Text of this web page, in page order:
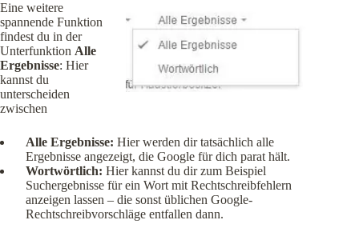
Eine weitere
spannende Funktion
findest du in der
Unterfunktion Alle
Ergebnisse: Hier
kannst du
unterscheiden
zwischen
Alle Ergebnisse: Hier werden dir tatsächlich alle
Ergebnisse angezeigt, die Google für dich parat hält.
Wortwörtlich: Hier kannst du dir zum Beispiel
Suchergebnisse für ein Wort mit Rechtschreibfehlern
anzeigen lassen – die sonst üblichen Google-
Rechtschreibvorschläge entfallen dann.